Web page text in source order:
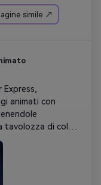
simile ↗
Express,
animati con
tavolozza di colori
atmosfera da
in tutta la